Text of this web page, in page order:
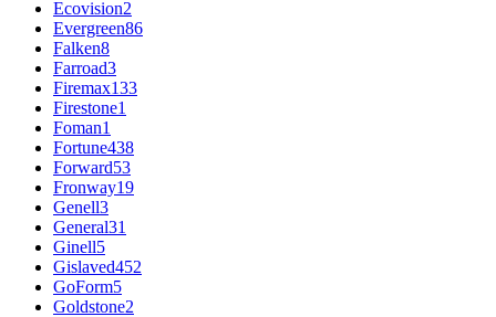
Ecovision2
Evergreen86
Falken8
Farroad3
Firemax133
Firestone1
Foman1
Fortune438
Forward53
Fronway19
Genell3
General31
Ginell5
Gislaved452
GoForm5
Goldstone2